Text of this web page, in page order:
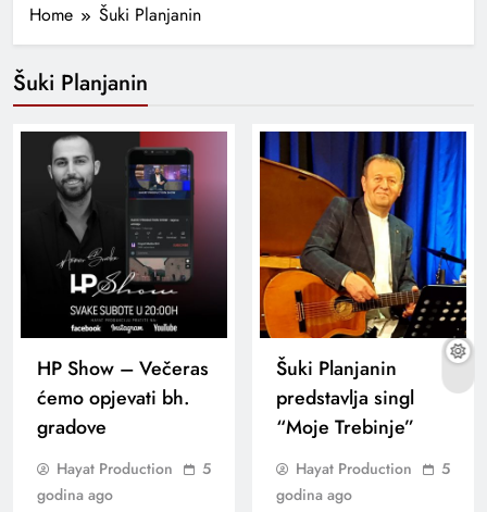
Home Šuki Planjanin
Šuki Planjanin
HP Show – Večeras
ćemo opjevati bh.
gradove
Hayat Production
5
godina ago
Šuki Planjanin
predstavlja singl
“Moje Trebinje”
Hayat Production
5
godina ago